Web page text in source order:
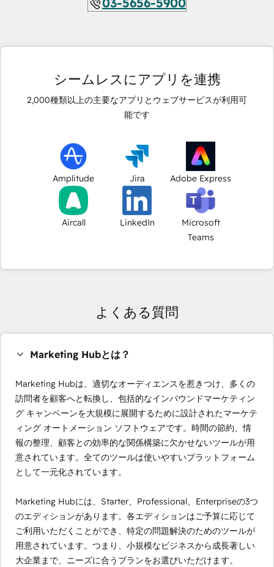
シームレスにアプリを連携
2,000種類以上の主要なアプリとウェブサービスが利用可
能です
Amplitude Jira Adobe Express
Aircall LinkedIn
Microsoft
Teams
よくある質問
Marketing Hubとは？
Marketing Hubは、適切なオーディエンスを惹きつけ、多くの
訪問者を顧客へと転換し、包括的なインバウンドマーケティン
グ キャンペーンを大規模に展開するために設計されたマーケテ
ィング オートメーション ソフトウェアです。時間の節約、情
報の整理、顧客との効率的な関係構築に欠かせないツールが用
意されています。全てのツールは使いやすいプラットフォーム
として一元化されています。
Marketing Hubには、Starter、Professional、Enterpriseの3つ
のエディションがあります。各エディションはご予算に応じて
ご利用いただくことができ、特定の問題解決のためのツールが
用意されています。つまり、小規模なビジネスから成長著しい
大企業まで、ニーズに合うプランをお選びいただけます。